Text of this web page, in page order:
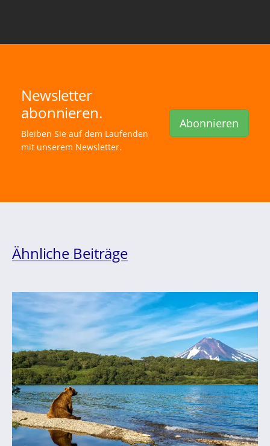
Newsletter
abonnieren.
Bleiben Sie auf dem Laufenden
mit unserem Newsletter.
Abonnieren
Ähnliche Beiträge